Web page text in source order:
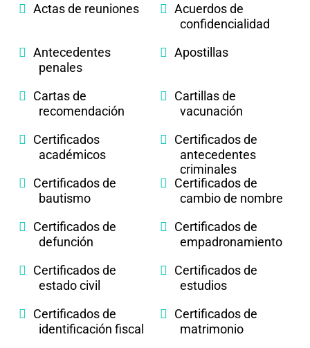
Actas de reuniones
Acuerdos de
confidencialidad
Antecedentes
penales
Apostillas
Cartas de
recomendación
Cartillas de
vacunación
Certificados
académicos
Certificados de
antecedentes
criminales
Certificados de
bautismo
Certificados de
cambio de nombre
Certificados de
defunción
Certificados de
empadronamiento
Certificados de
estado civil
Certificados de
estudios
Certificados de
identificación fiscal
Certificados de
matrimonio